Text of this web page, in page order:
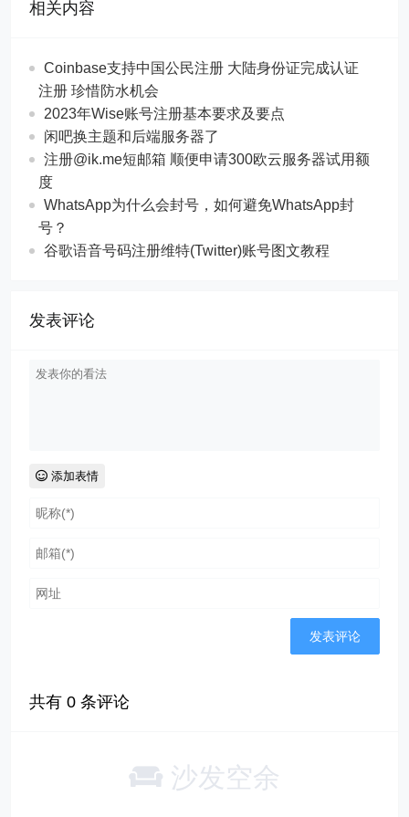
相关内容
Coinbase支持中国公民注册 大陆身份证完成认证
注册 珍惜防水机会
2023年Wise账号注册基本要求及要点
闲吧换主题和后端服务器了
注册@ik.me短邮箱 顺便申请300欧云服务器试用额
度
WhatsApp为什么会封号，如何避免WhatsApp封
号？
谷歌语音号码注册维特(Twitter)账号图文教程
发表评论
添加表情
共有0 条评论
沙发空余